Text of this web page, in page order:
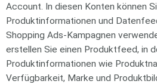
Account. In diesen Konten können
Produktinformationen und
Shopping Ads-Kampagnen
erstellen Sie einen Produktfeed, in
Produktinformationen wie
Verfügbarkeit, Marke und